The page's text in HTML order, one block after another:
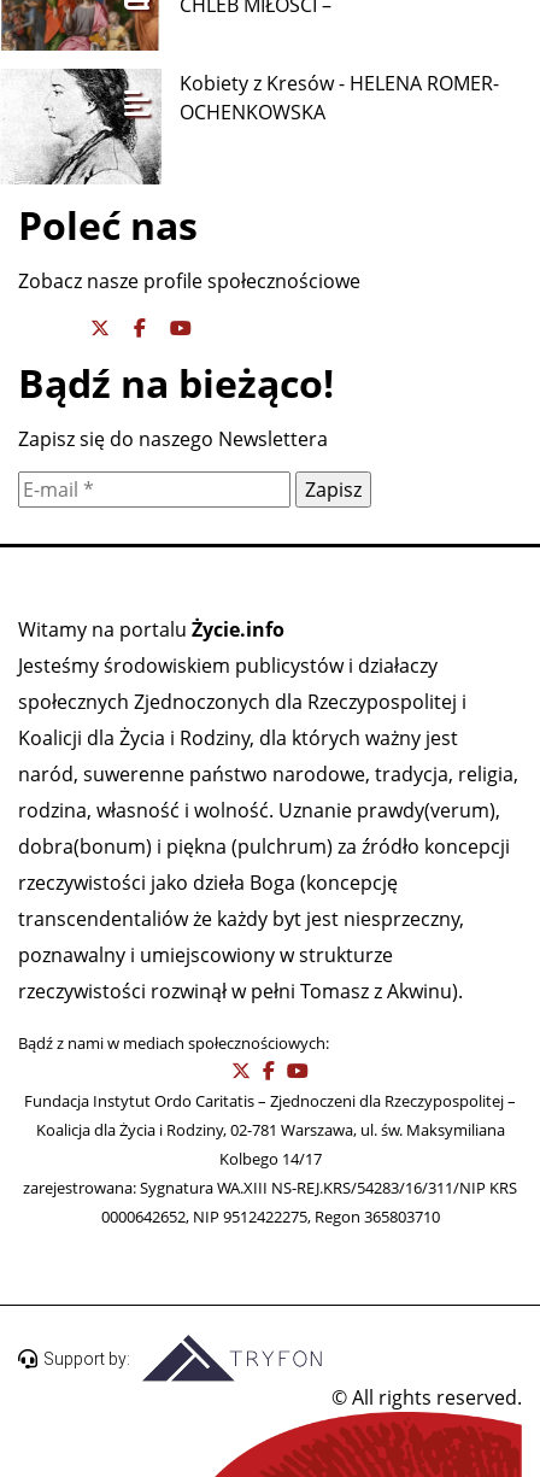
Kobiety z Kresów - HELENA ROMER-
OCHENKOWSKA
Poleć nas
Zobacz nasze profile społecznościowe
Bądź na bieżąco!
Zapisz się do naszego Newslettera
Witamy na portalu Życie.info
Jesteśmy środowiskiem publicystów i działaczy
społecznych Zjednoczonych dla Rzeczypospolitej i
Koalicji dla Życia i Rodziny, dla których ważny jest
naród, suwerenne państwo narodowe, tradycja, religia,
rodzina, własność i wolność. Uznanie prawdy(verum),
dobra(bonum) i piękna (pulchrum) za źródło koncepcji
rzeczywistości jako dzieła Boga (koncepcję
transcendentaliów że każdy byt jest niesprzeczny,
poznawalny i umiejscowiony w strukturze
rzeczywistości rozwinął w pełni Tomasz z Akwinu).
Bądź z nami w mediach społecznościowych:
Fundacja Instytut Ordo Caritatis – Zjednoczeni dla Rzeczypospolitej –
Koalicja dla Życia i Rodziny, 02-781 Warszawa, ul. św. Maksymiliana
Kolbego 14/17
zarejestrowana: Sygnatura WA.XIII NS-REJ.KRS/54283/16/311/NIP KRS
0000642652, NIP 9512422275, Regon 365803710
Support by:
© All rights reserved.